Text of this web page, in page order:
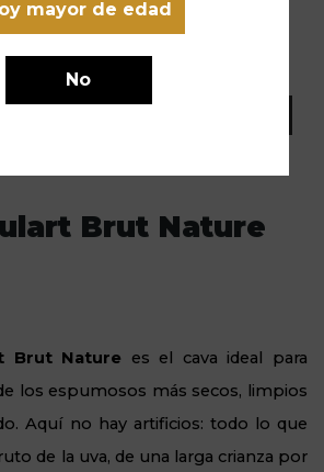
mayor de edad
No
Brut Nature
Brut Nature es el cava ideal para
los espumosos más secos, limpios
Aquí no hay artificios: todo lo que
de la uva, de una larga crianza por